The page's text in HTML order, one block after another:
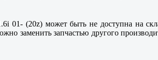
01- (20z) может быть не доступна на
заменить запчастью другого